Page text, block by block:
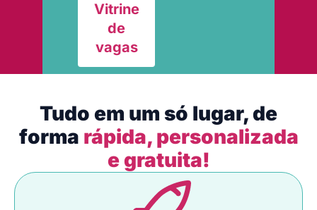
Vitrine
de
vagas
Tudo em um só lugar, de
forma rápida, personalizada
e gratuita!